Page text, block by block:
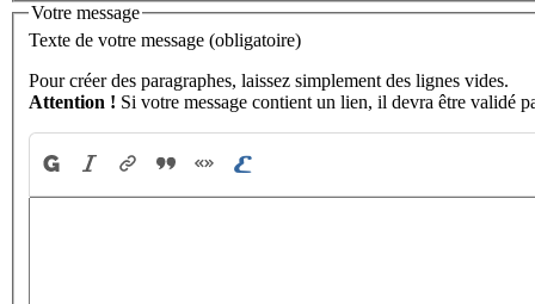
Votre message
Texte de votre message (obligatoire)
Pour créer des paragraphes, laissez simplement des lignes vides.
Attention ! Si votre message contient un lien, il devra être validé